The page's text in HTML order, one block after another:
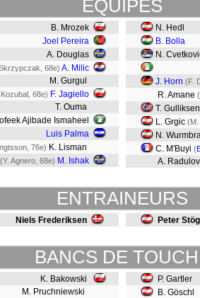
EQUIPES
B. Mrozek
Joel Pereira
A. Douglas
68e) A. Milic
M. Gurgul
68e) F. Jagiello
T. Ouma
Ajibade Ismaheel
Luis Palma
76e) K. Lisman
(Y. Agnero, 68e) M. Ishak
N. Hedl
B. Bolla
N.
J. Horn (F.
R. Amane (
T. Gulliksen
L. Grgic (M.
N.
C. M'Buyi (
A.
ENTRAINEURS
Niels Frederiksen Peter
BANCS DE
K. Bakowski
M. Pruchniewski
P. Gartler
B. Göschl